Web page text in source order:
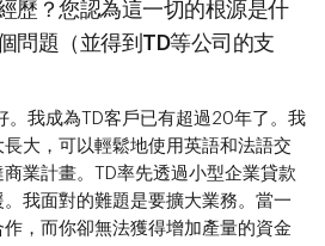
歷？您認為這一切的根源是什
問題（並得到TD等公司的支
。我成為TD客戶已有超過20年了。我
大，可以輕鬆地使用英語和法語交
業計畫。TD率先透過小型企業貸款
我面對的難題是要擴大業務。當一
，而你卻無法獲得增加產量的資金